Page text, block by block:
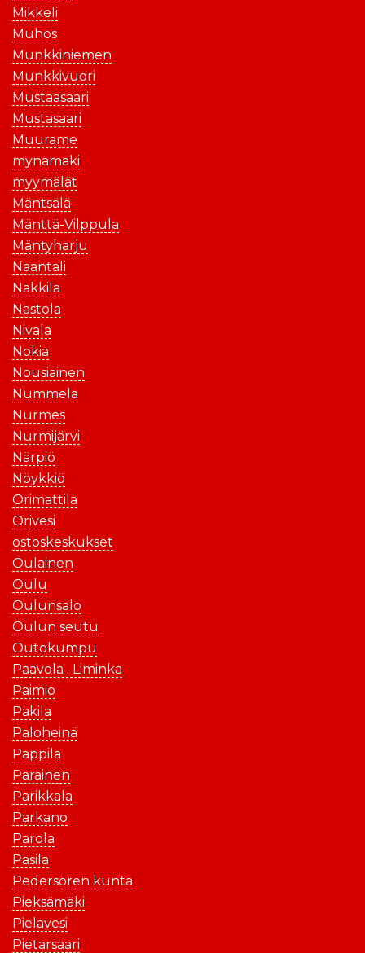
Mikkeli
Muhos
Munkkiniemen
Munkkivuori
Mustaasaari
Mustasaari
Muurame
mynämäki
myymälät
Mäntsälä
Mänttä-Vilppula
Mäntyharju
Naantali
Nakkila
Nastola
Nivala
Nokia
Nousiainen
Nummela
Nurmes
Nurmijärvi
Närpiö
Nöykkiö
Orimattila
Orivesi
ostoskeskukset
Oulainen
Oulu
Oulunsalo
Oulun seutu
Outokumpu
Paavola . Liminka
Paimio
Pakila
Paloheinä
Pappila
Parainen
Parikkala
Parkano
Parola
Pasila
Pedersören kunta
Pieksämäki
Pielavesi
Pietarsaari